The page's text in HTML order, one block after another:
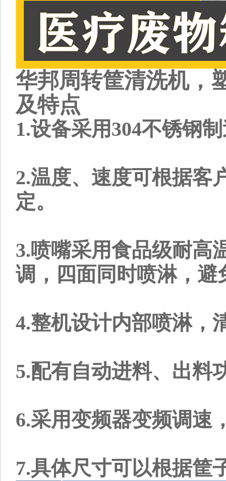
华邦周转筐清洗机，
及特点
1.设备采用304不锈钢
2.温度、速度可根据客
定。
3.喷嘴采用食品级耐高
调，四面同时喷淋，
4.整机设计内部喷淋，
5.配有自动进料、出料
6.采用变频器变频调速
7.具体尺寸可以根据筐